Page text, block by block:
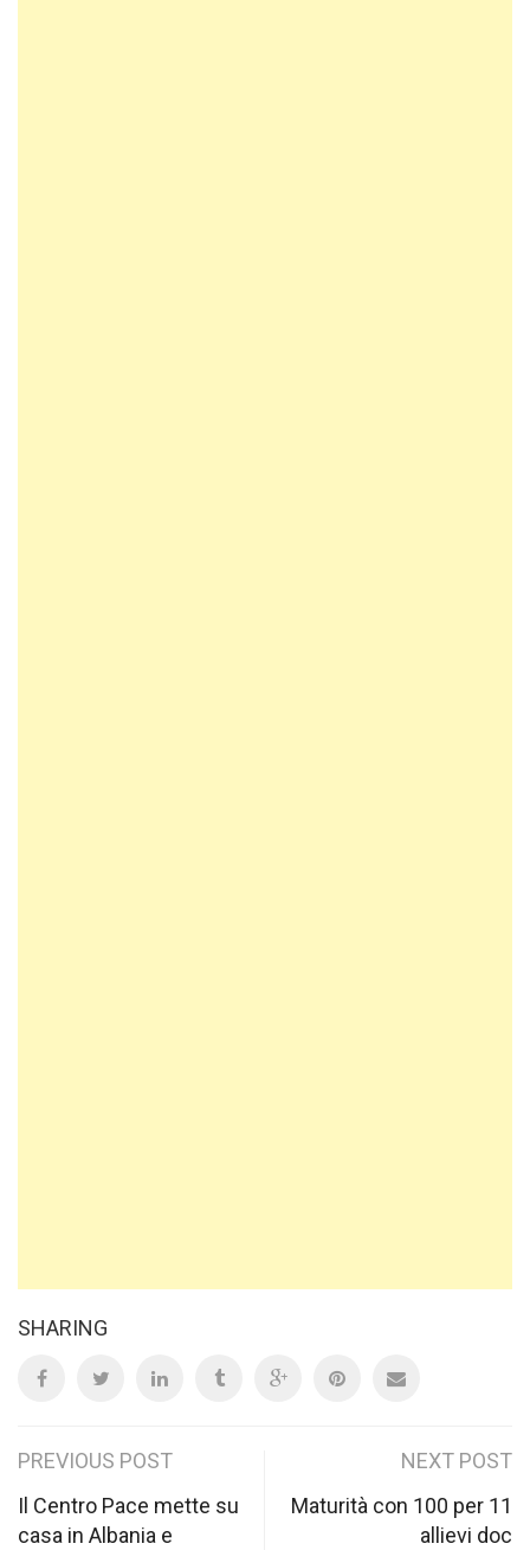
SHARING
Post
navigation
PREVIOUS POST
Il Centro Pace mette su
casa in Albania e
NEXT POST
Maturità con 100 per 11
allievi doc